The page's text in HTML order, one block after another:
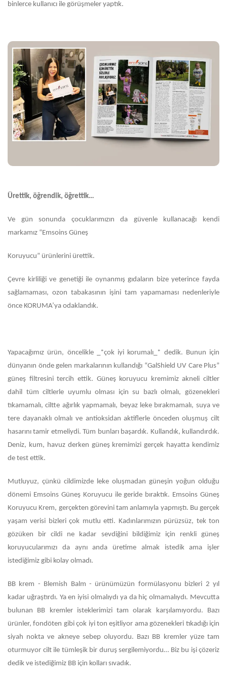
binlerce kullanıcı ile görüşmeler yaptık.
Ürettik, öğrendik, öğrettik…
Ve gün sonunda çocuklarımızın da güvenle kullanacağı kendi
markamız “Emsoins Güneş
Koruyucu” ürünlerini ürettik.
Çevre kirliliği ve genetiği ile oynanmış gıdaların bize yeterince fayda
sağlamaması, ozon tabakasının işini tam yapamaması nedenleriyle
önce KORUMA’ya odaklandık.
Yapacağımız ürün, öncelikle _*çok iyi korumalı_* dedik. Bunun için
dünyanın önde gelen markalarının kullandığı “GalShield UV Care Plus”
güneş filtresini tercih ettik. Güneş koruyucu kremimiz akneli ciltler
dahil tüm ciltlerle uyumlu olması için su bazlı olmalı, gözenekleri
tıkamamalı, ciltte ağırlık yapmamalı, beyaz leke bırakmamalı, suya ve
tere dayanaklıolmalı ve antioksidan aktiflerle önceden oluşmuş cilt
hasarını tamir etmeliydi. Tüm bunları başardık. Kullandık, kullandırdık.
Deniz, kum, havuz derken güneş kremimizi gerçek hayatta kendimiz
de test ettik.
Mutluyuz, çünkü cildimizde leke oluşmadan güneşin yoğun olduğu
dönemi Emsoins Güneş Koruyucu ile geride bıraktık. Emsoins Güneş
Koruyucu Krem, gerçekten görevini tam anlamıyla yapmıştı. Bu gerçek
yaşam verisi bizleri çok mutlu etti. Kadınlarımızın pürüzsüz, tek ton
gözüken bir cildi ne kadar sevdiğini bildiğimiz için renkli güneş
koruyucularımızı da aynı anda üretime almak istedik ama işler
istediğimiz gibi kolay olmadı.
BB krem - Blemish Balm - ürünümüzün formülasyonu bizleri 2 yıl
kadar uğraştırdı. Ya en iyisi olmalıydı ya da hiç olmamalıydı. Mevcutta
bulunan BB kremler isteklerimizi tam olarak karşılamıyordu. Bazı
ürünler, fondöten gibi çok iyi ton eşitliyor ama gözenekleri tıkadığı için
siyah nokta ve akneye sebep oluyordu. Bazı BB kremler yüze tam
oturmuyor cilt ile tümleşik bir duruş sergilemiyordu… Biz bu işi çözeriz
dedik ve istediğimiz BB için kolları sıvadık.